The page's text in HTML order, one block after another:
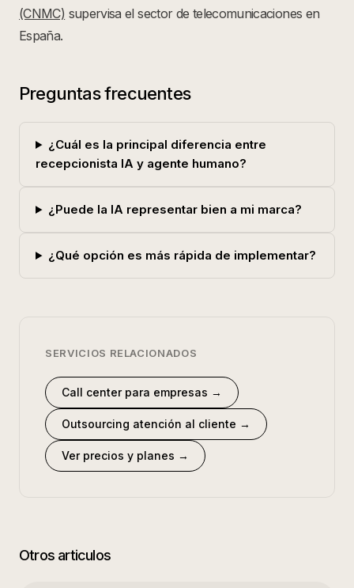
(CNMC) supervisa el sector de telecomunicaciones en
España.
Preguntas frecuentes
¿Cuál es la principal diferencia entre
recepcionista IA y agente humano?
¿Puede la IA representar bien a mi marca?
¿Qué opción es más rápida de implementar?
SERVICIOS RELACIONADOS
Call center para empresas →
Outsourcing atención al cliente →
Ver precios y planes →
Otros articulos